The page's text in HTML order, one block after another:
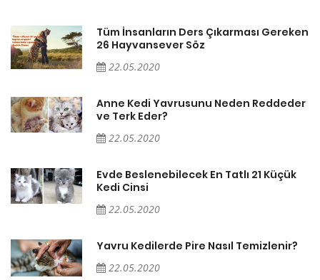
Tüm İnsanların Ders Çıkarması Gereken
26 Hayvansever Söz
22.05.2020
Anne Kedi Yavrusunu Neden Reddeder
ve Terk Eder?
22.05.2020
Evde Beslenebilecek En Tatlı 21 Küçük
Kedi Cinsi
22.05.2020
Yavru Kedilerde Pire Nasıl Temizlenir?
22.05.2020